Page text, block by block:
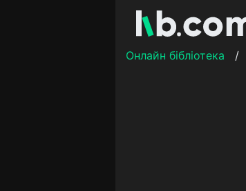
Онлайн бібліотека /